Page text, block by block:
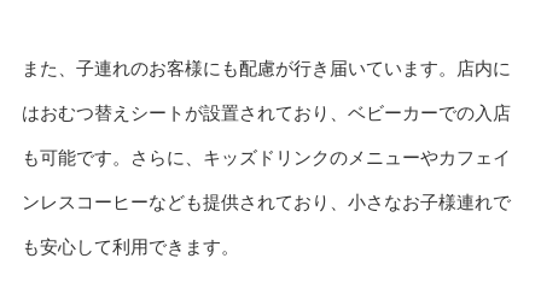
また、子連れのお客様にも配慮が行き届いています。店内に
はおむつ替えシートが設置されており、ベビーカーでの入店
も可能です。さらに、キッズドリンクのメニューやカフェイ
ンレスコーヒーなども提供されており、小さなお子様連れで
も安心して利用できます。